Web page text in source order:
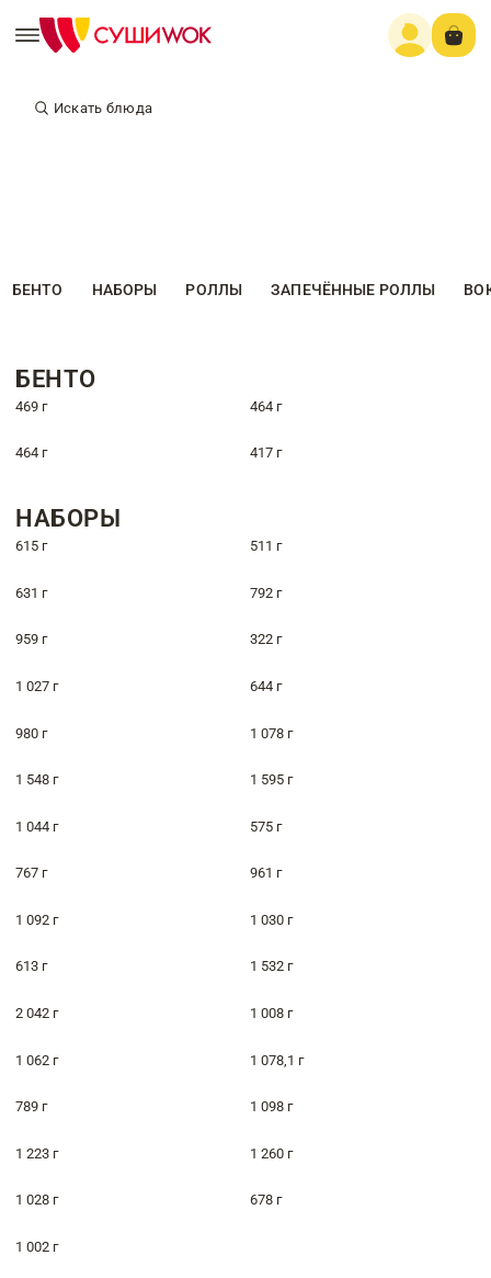
Искать блюда
БЕНТО НАБОРЫ РОЛЛЫ ЗАПЕЧЁННЫЕ РОЛЛЫ
БЕНТО
469 г 464 г
464 г 417 г
НАБОРЫ
615 г 511 г
631 г 792 г
959 г 322 г
1 027 г 644 г
980 г 1 078 г
1 548 г 1 595 г
1 044 г 575 г
767 г 961 г
1 092 г 1 030 г
613 г 1 532 г
2 042 г 1 008 г
1 062 г 1 078,1 г
789 г 1 098 г
1 223 г 1 260 г
1 028 г 678 г
1 002 г